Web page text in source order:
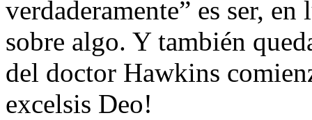
verdaderamente” es ser,
sobre algo. Y también
del doctor Hawkins
excelsis Deo!